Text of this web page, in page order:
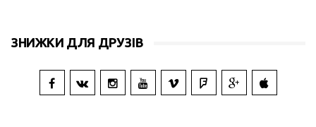
ЗНИЖКИ ДЛЯ ДРУЗІВ